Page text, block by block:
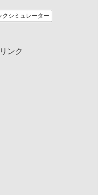
クシミュレーター
ンク